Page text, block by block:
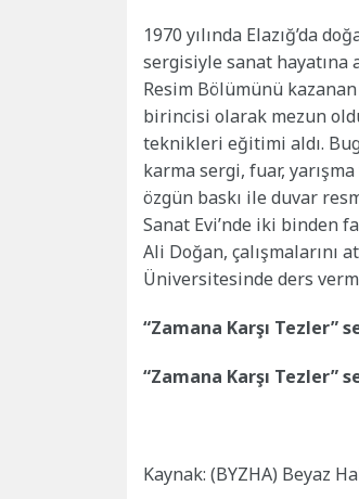
1970 yılında Elazığ’da
sergisiyle sanat hayatına
Resim Bölümünü
birincisi olarak mezun
teknikleri eğitimi aldı.
karma sergi, fuar,
özgün baskı ile duvar
Sanat Evi’nde iki binden
Ali Doğan, çalışmalarını
Üniversitesinde ders
“Zamana Karşı
“Zamana Karşı Tezler”
Kaynak: (BYZHA) Beyaz